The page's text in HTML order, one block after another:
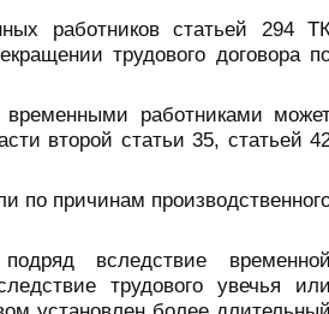
работников статьей 294
трудового договора
временными работниками
второй статьи 35, статьей
по причинам
вследствие временной
трудового увечья или